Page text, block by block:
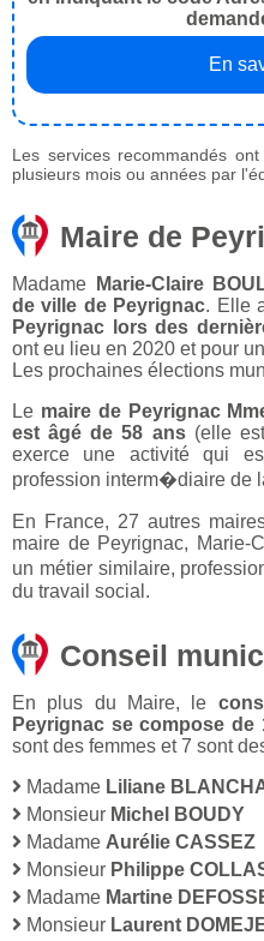
En
Les services recommandés
plusieurs mois ou années par
Maire de
Madame
Marie-Claire
de ville de Peyrignac. Elle
Peyrignac lors des
ont eu lieu en 2020 et pour
Les prochaines élections
Le maire de Peyrignac
est âgé de 58 ans(elle
exerce une activité qui
profession interm�diaire de
En France, 27 autres
maire de Peyrignac, Marie-
un métier similaire,
du travail social.
Conseil
En plus du Maire, le
Peyrignac se compose
sont des femmes et 7 sont
Madame Liliane
Monsieur Michel BOUDY
Madame Aurélie CASSEZ
Monsieur Philippe
Madame Martine
Monsieur Laurent